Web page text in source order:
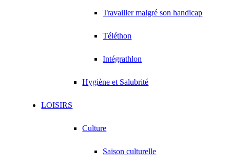
Travailler malgré son handicap
Téléthon
Intégrathlon
Hygiène et Salubrité
LOISIRS
Culture
Saison culturelle